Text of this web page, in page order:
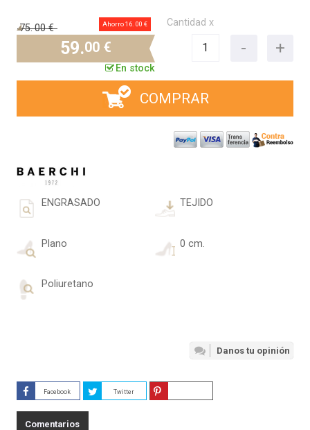
75.00 € Ahorro 16. 00 €
59.00 €
En stock
Cantidad x
COMPRAR
ENGRASADO TEJIDO
Plano 0 cm.
Poliuretano
Danos tu opinión
Facebook Twitter
Comentarios